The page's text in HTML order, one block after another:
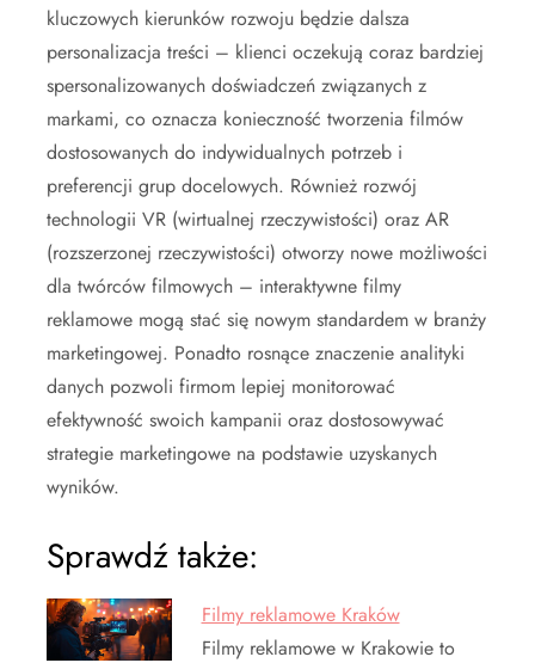
kluczowych kierunków rozwoju będzie dalsza
personalizacja treści – klienci oczekują coraz bardziej
spersonalizowanych doświadczeń związanych z
markami, co oznacza konieczność tworzenia filmów
dostosowanych do indywidualnych potrzeb i
preferencji grup docelowych. Również rozwój
technologii VR (wirtualnej rzeczywistości) oraz AR
(rozszerzonej rzeczywistości) otworzy nowe możliwości
dla twórców filmowych – interaktywne filmy
reklamowe mogą stać się nowym standardem w branży
marketingowej. Ponadto rosnące znaczenie analityki
danych pozwoli firmom lepiej monitorować
efektywność swoich kampanii oraz dostosowywać
strategie marketingowe na podstawie uzyskanych
wyników.
Sprawdź także:
Filmy reklamowe Kraków
Filmy reklamowe w Krakowie to